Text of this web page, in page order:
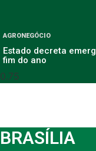
AGRONEGÓCIO
Estado decreta
fim do ano
BRASÍLIA